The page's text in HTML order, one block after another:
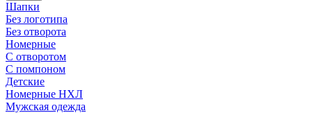
Шапки
Без логотипа
Без отворота
Номерные
С отворотом
С помпоном
Детские
Номерные НХЛ
Мужская одежда